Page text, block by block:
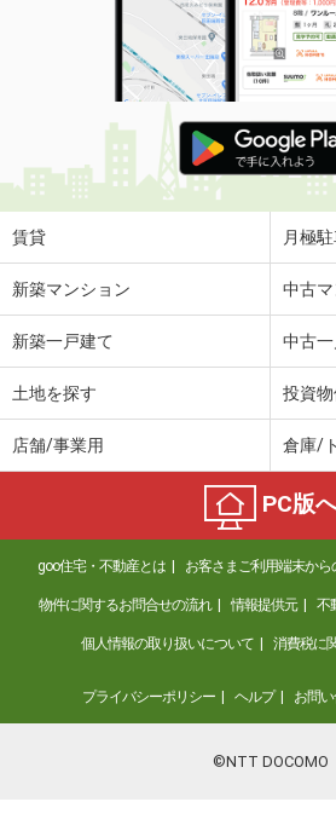
賃貸 月極
新築マンション 中古
新築一戸建て 中古
土地を探す 投資
店舗/事業用 倉庫/
PC版
goo住宅・不動産とは お客さまご利用端末か
物件に関するお問合せの流れ 情報提供元 不
個人情報の取り扱いについて 消費税に
プライバシーポリシー ヘルプ お問
©NTT DOCOMO